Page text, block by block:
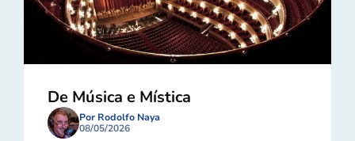
De Música e Mística
Por Rodolfo Naya
08/05/2026